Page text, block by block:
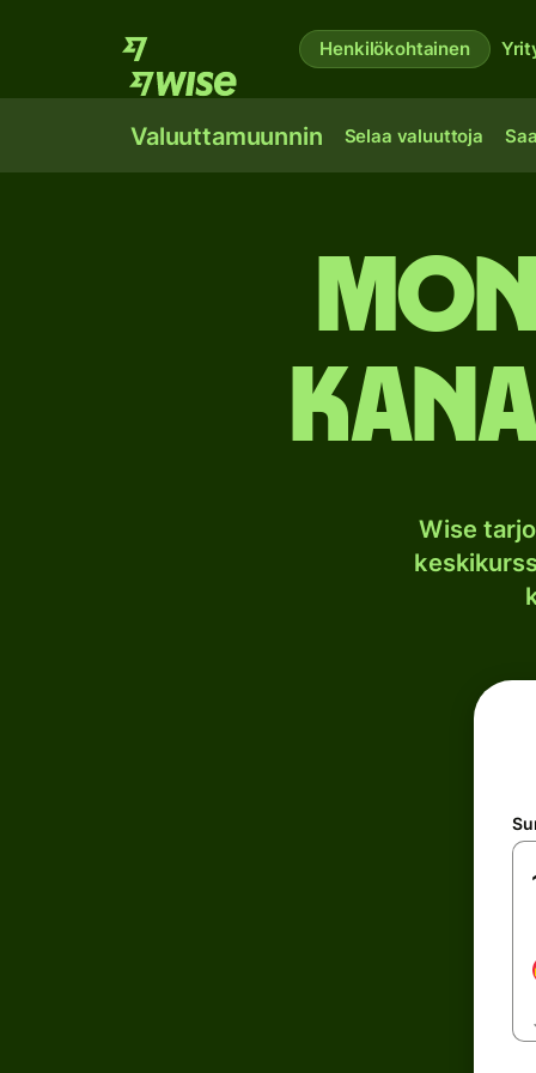
Henkilökohtainen
Valuuttamuunnin Selaa valuuttoja
Wise